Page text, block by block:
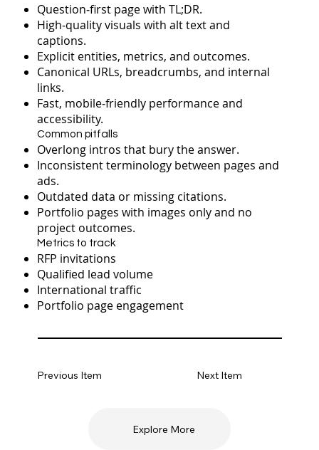
Question‑first page with TL;DR.
High‑quality visuals with alt text and
captions.
Explicit entities, metrics, and outcomes.
Canonical URLs, breadcrumbs, and internal
links.
Fast, mobile‑friendly performance and
accessibility.
Common pitfalls
Overlong intros that bury the answer.
Inconsistent terminology between pages and
ads.
Outdated data or missing citations.
Portfolio pages with images only and no
project outcomes.
Metrics to track
RFP invitations
Qualified lead volume
International traffic
Portfolio page engagement
Explore More
Previous Item Next Item